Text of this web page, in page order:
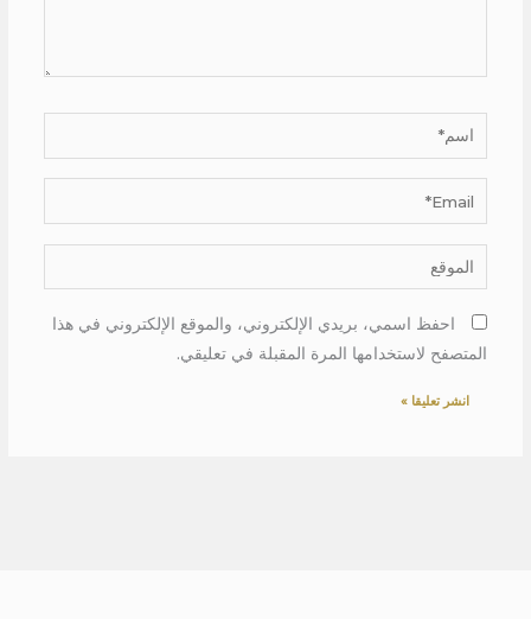
اسم*
Email*
الموقع
احفظ اسمي، بريدي الإلكتروني، والموقع الإلكتروني في هذا
المتصفح لاستخدامها المرة المقبلة في تعليقي.